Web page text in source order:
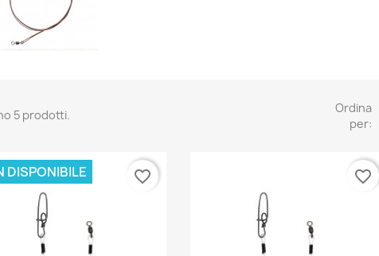
5 prodotti.
Ordina
per:
DISPONIBILE favorite_border favorite_border